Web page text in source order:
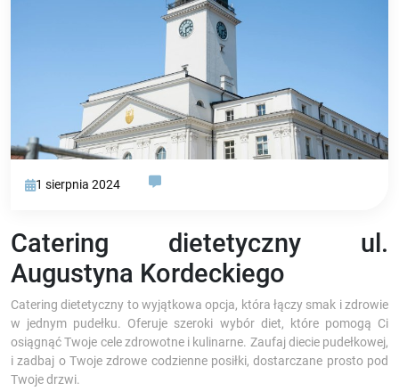
1 sierpnia 2024
Catering dietetyczny ul.
Augustyna Kordeckiego
Catering dietetyczny to wyjątkowa opcja, która łączy smak i zdrowie
w jednym pudełku. Oferuje szeroki wybór diet, które pomogą Ci
osiągnąć Twoje cele zdrowotne i kulinarne. Zaufaj diecie pudełkowej,
i zadbaj o Twoje zdrowe codzienne posiłki, dostarczane prosto pod
Twoje drzwi.